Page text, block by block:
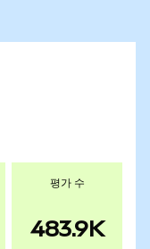
평가 수
483.9K